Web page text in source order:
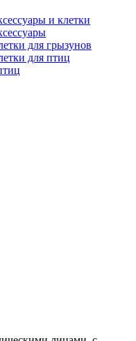
и клетки
для грызунов
для птиц